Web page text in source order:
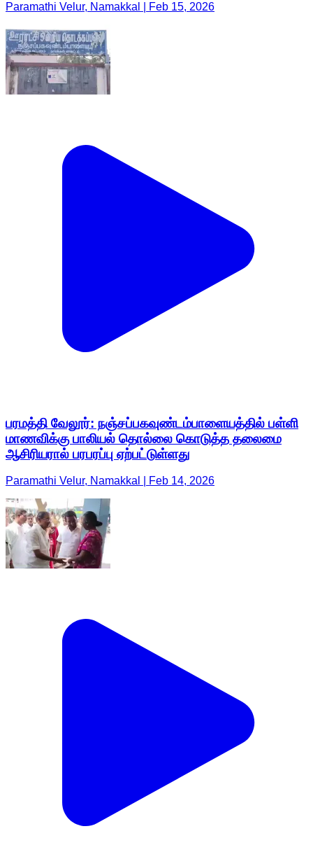
Paramathi Velur, Namakkal | Feb 15, 2026
பரமத்தி வேலூர்: நஞ்சப்பகவுண்டம்பாளையத்தில் பள்ளி
மாணவிக்கு பாலியல் தொல்லை கொடுத்த தலைமை
ஆசிரியரால் பரபரப்பு ஏற்பட்டுள்ளது
Paramathi Velur, Namakkal | Feb 14, 2026